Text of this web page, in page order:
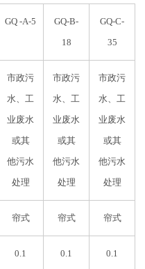
GQ -A-5
GQ-B-
18
GQ-C-
35
市政污
水、工
业废水
或其
他污水
处理
市政污
水、工
业废水
或其
他污水
处理
市政污
水、工
业废水
或其
他污水
处理
帘式 帘式 帘式
0.1 0.1 0.1